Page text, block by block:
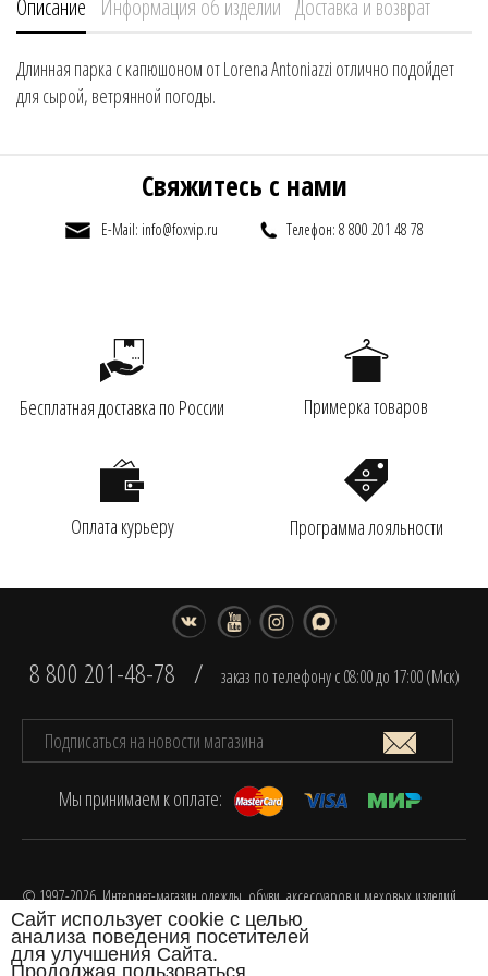
Описание Информация об изделии Доставка и возврат
Длинная парка с капюшоном от Lorena Antoniazzi отлично подойдет
для сырой, ветрянной погоды.
Свяжитесь с нами
E-Mail: info@foxvip.ru Телефон: 8 800 201 48 78
Бесплатная доставка по России Примерка товаров
Оплата курьеру Программа лояльности
8 800 201-48-78 / заказ по телефону с 08:00 до 17:00 (Мск)
Мы принимаем к оплате:
© 1997-2026. Интернет-магазин одежды, обуви, аксессуаров и меховых изделий
FOX.
Разработка интернет-магазина одежды
Сайт использует cookie с целью
анализа поведения посетителей
для улучшения Сайта.
Продолжая пользоваться